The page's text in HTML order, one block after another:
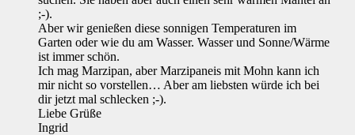
;-).
Aber wir genießen diese sonnigen Temperaturen im
Garten oder wie du am Wasser. Wasser und Sonne/Wärme
ist immer schön.
Ich mag Marzipan, aber Marzipaneis mit Mohn kann ich
mir nicht so vorstellen… Aber am liebsten würde ich bei
dir jetzt mal schlecken ;-).
Liebe Grüße
Ingrid